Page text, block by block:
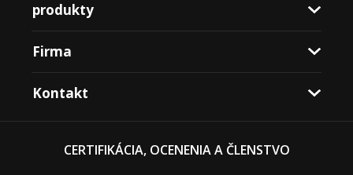
produkty
Firma
Kontakt
CERTIFIKÁCIA, OCENENIA A ČLENSTVO